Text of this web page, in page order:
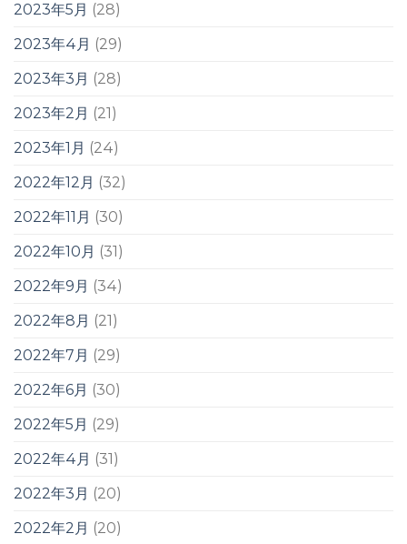
2023年5月 (28)
2023年4月 (29)
2023年3月 (28)
2023年2月 (21)
2023年1月 (24)
2022年12月 (32)
2022年11月 (30)
2022年10月 (31)
2022年9月 (34)
2022年8月 (21)
2022年7月 (29)
2022年6月 (30)
2022年5月 (29)
2022年4月 (31)
2022年3月 (20)
2022年2月 (20)